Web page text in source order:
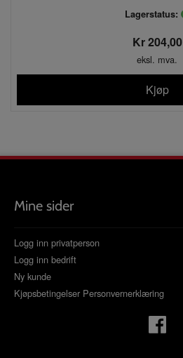
Lagerstatus:
Kr 204,00
eksl. mva.
Kjøp
Mine sider
Logg inn privatperson
Logg inn bedrift
Ny kunde
Kjøpsbetingelser Personvernerklæring